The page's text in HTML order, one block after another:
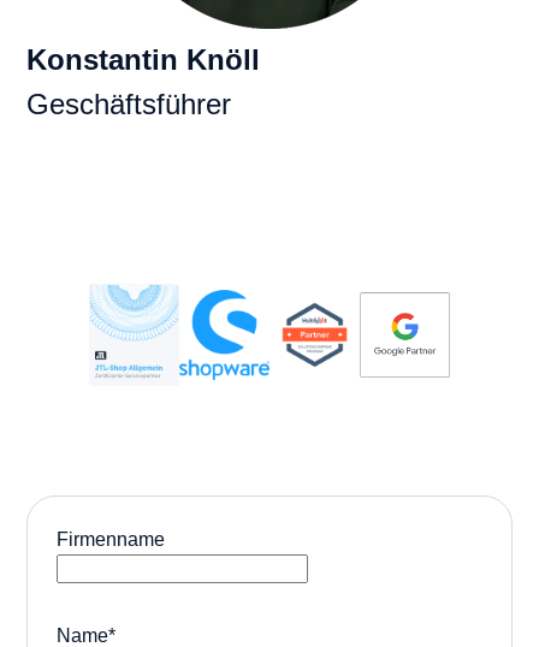
Konstantin Knöll
Geschäftsführer
Firmenname
Name*